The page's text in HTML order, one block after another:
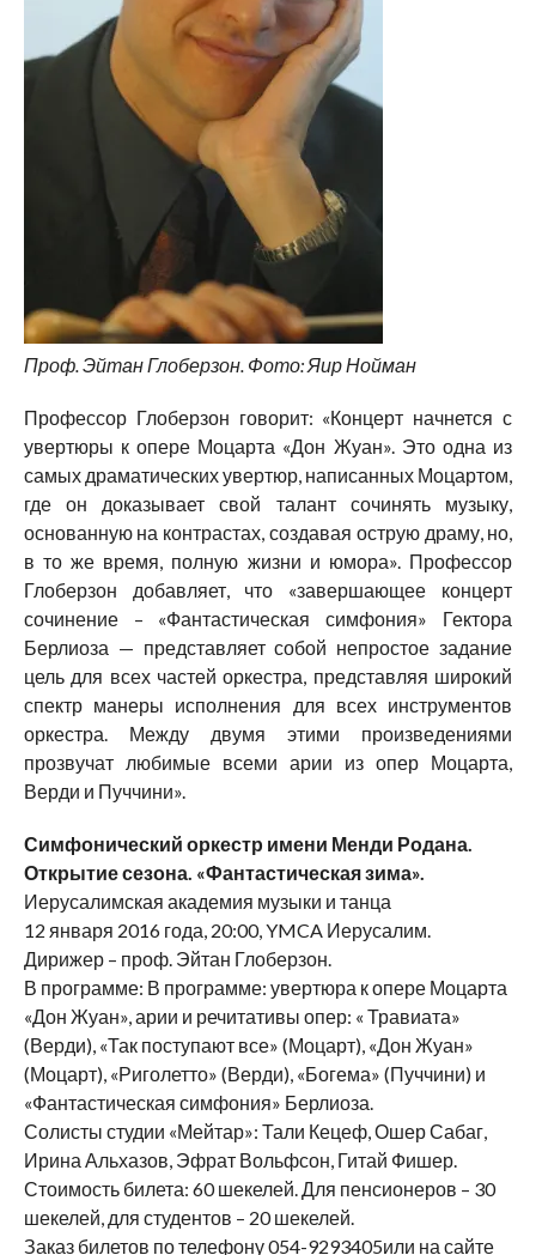
Проф. Эйтан Глоберзон. Фото: Яир Нойман
Профессор Глоберзон говорит: «Концерт начнется с
увертюры к опере Моцарта «Дон Жуан». Это одна из
самых драматических увертюр, написанных Моцартом,
где он доказывает свой талант сочинять музыку,
основанную на контрастах, создавая острую драму, но,
в то же время, полную жизни и юмора». Профессор
Глоберзон добавляет, что «завершающее концерт
сочинение – «Фантастическая симфония» Гектора
Берлиоза — представляет собой непростое задание
цель для всех частей оркестра, представляя широкий
спектр манеры исполнения для всех инструментов
оркестра. Между двумя этими произведениями
прозвучат любимые всеми арии из опер Моцарта,
Верди и Пуччини».
Симфонический оркестр имени Менди Родана.
Открытие сезона. «Фантастическая зима».
Иерусалимская академия музыки и танца
12 января 2016 года, 20:00, YMCA Иерусалим.
Дирижер – проф. Эйтан Глоберзон.
В программе: В программе: увертюра к опере Моцарта
«Дон Жуан», арии и речитативы опер: « Травиата»
(Верди), «Так поступают все» (Моцарт), «Дон Жуан»
(Моцарт), «Риголетто» (Верди), «Богема» (Пуччини) и
«Фантастическая симфония» Берлиоза.
Солисты студии «Мейтар»: Тали Кецеф, Ошер Сабаг,
Ирина Альхазов, Эфрат Вольфсон, Гитай Фишер.
Стоимость билета: 60 шекелей. Для пенсионеров – 30
шекелей, для студентов – 20 шекелей.
Заказ билетов по телефону 054-9293405или на сайте